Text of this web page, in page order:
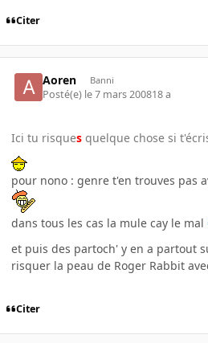
Citer
Aoren Banni
Posté(e) le 7 mars 200818 a
Ici tu risques quelque chose si
pour nono : genre t'en trouves pas
dans tous les cas la mule cay le mal
et puis des partoch' y en a partout
risquer la peau de Roger Rabbit
Citer